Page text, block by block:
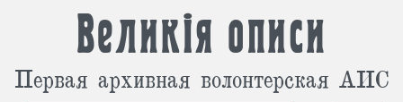
Великія описи
Первая архивная волонтерская АИС